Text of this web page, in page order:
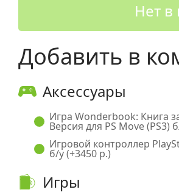
Нет в
Добавить в
Аксессуары
Игра Wonderbook: Книга
Версия для PS Move (PS3)
Игровой контроллер
б/у (+3450 р.)
Игры